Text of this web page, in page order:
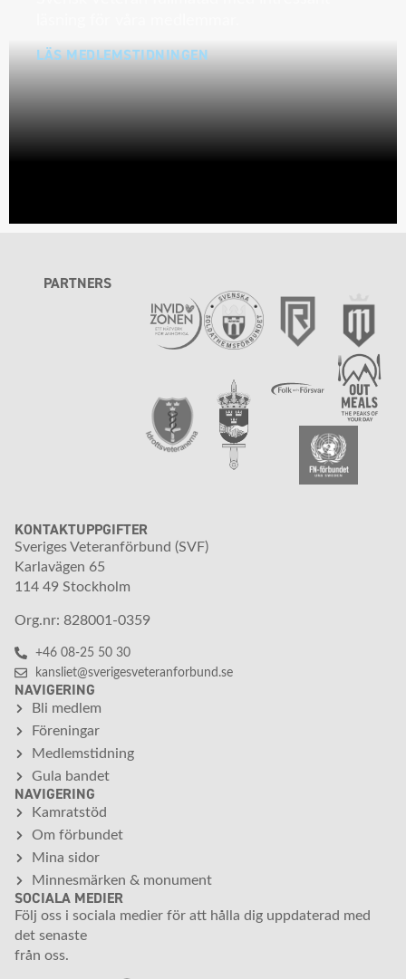
LÄS MEDLEMSTIDNINGEN
PARTNERS
KONTAKTUPPGIFTER
Sveriges Veteranförbund (SVF)
Karlavägen 65
114 49 Stockholm
Org.nr: 828001-0359
+46 08-25 50 30
kansliet@sverigesveteranforbund.se
NAVIGERING
Bli medlem
Föreningar
Medlemstidning
Gula bandet
NAVIGERING
Kamratstöd
Om förbundet
Mina sidor
Minnesmärken & monument
SOCIALA MEDIER
Följ oss i sociala medier för att hålla dig uppdaterad med
det senaste
från oss.